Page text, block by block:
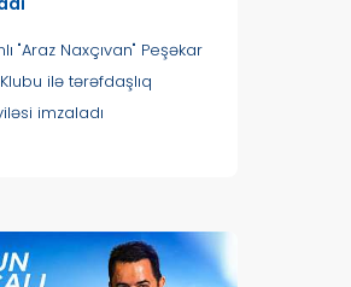
"Araz Naxçıvan" Peşəkar
ilə tərəfdaşlıq
imzaladı